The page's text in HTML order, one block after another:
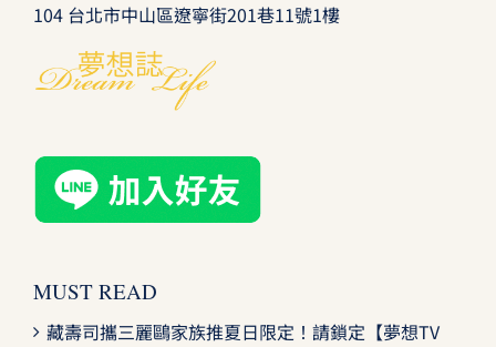
104 台北市中山區遼寧街201巷11號1樓
MUST READ
藏壽司攜三麗鷗家族推夏日限定！請鎖定【夢想TV